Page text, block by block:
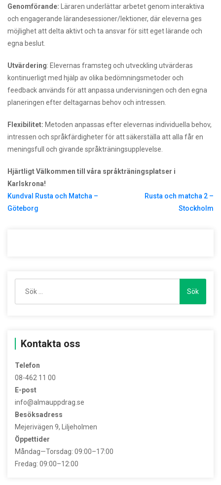
Genomförande:
Läraren underlättar arbetet genom interaktiva
och engagerande lärandesessioner/lektioner, där eleverna ges
möjlighet att delta aktivt och ta ansvar för sitt eget lärande och
egna beslut.
Utvärdering: Elevernas framsteg och utveckling utvärderas
kontinuerligt med hjälp av olika bedömningsmetoder och
feedback används för att anpassa undervisningen och den egna
planeringen efter deltagarnas behov och intressen.
Flexibilitet: Metoden anpassas efter elevernas individuella behov,
intressen och språkfärdigheter för att säkerställa att alla får en
meningsfull och givande språkträningsupplevelse.
Hjärtligt Välkommen till våra språkträningsplatser i
Karlskrona!
Inläggsnavigering
Kundval Rusta och Matcha –
Göteborg
Rusta och matcha 2 –
Stockholm
efter:
Kontakta oss
Telefon
08-462 11 00
E-post
info@almauppdrag.se
Besöksadress
Mejerivägen 9, Liljeholmen
Öppettider
Måndag—Torsdag: 09:00–17:00
Fredag: 09:00–12:00